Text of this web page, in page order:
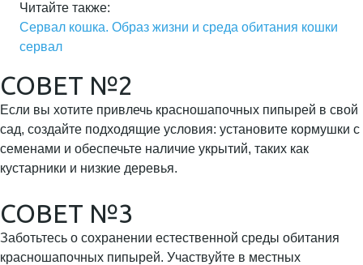
Читайте также:
Сервал кошка. Образ жизни и среда обитания кошки
сервал
СОВЕТ №2
Если вы хотите привлечь красношапочных пипырей в свой
сад, создайте подходящие условия: установите кормушки с
семенами и обеспечьте наличие укрытий, таких как
кустарники и низкие деревья.
СОВЕТ №3
Заботьтесь о сохранении естественной среды обитания
красношапочных пипырей. Участвуйте в местных